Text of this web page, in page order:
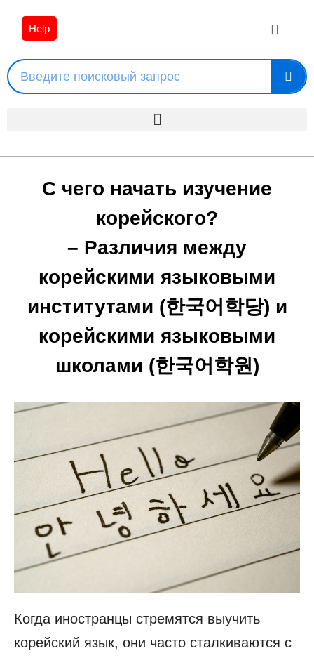
Help
С чего начать изучение
корейского?
– Различия между
корейскими языковыми
институтами (한국어학당) и
корейскими языковыми
школами (한국어학원)
Когда иностранцы стремятся выучить
корейский язык, они часто сталкиваются с